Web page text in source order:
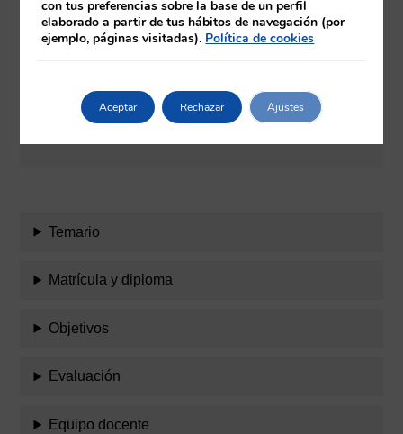
Amplia experiencia como directora y
publicaciones y participaciones en
jornadas y congresos
Temario
Matrícula y diploma
Objetivos
Evaluación
Equipo docente
con tus preferencias sobre la base de un perfil
elaborado a partir de tus hábitos de navegación (por
ejemplo, páginas visitadas). Política de cookies
Aceptar Rechazar Ajustes